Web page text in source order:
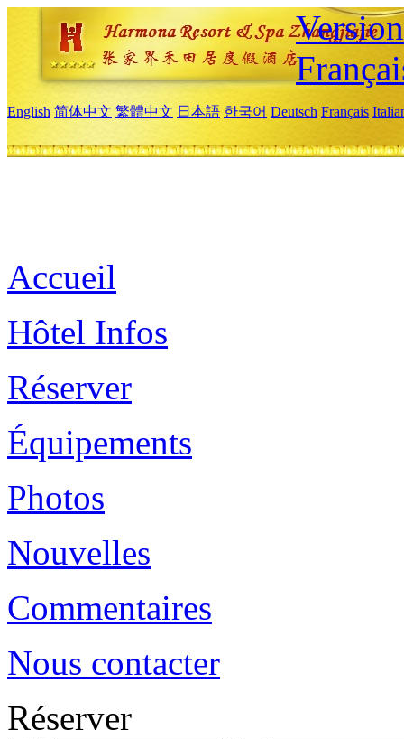
English 简体中文 繁體中文 日本語 한국어 Deutsch Français
Accueil
Hôtel Infos
Réserver
Équipements
Photos
Nouvelles
Commentaires
Nous contacter
Réserver